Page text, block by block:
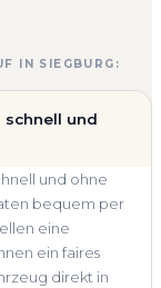
IN SIEGBURG:
schnell und
und ohne
bequem per
eine
ein faires
direkt in